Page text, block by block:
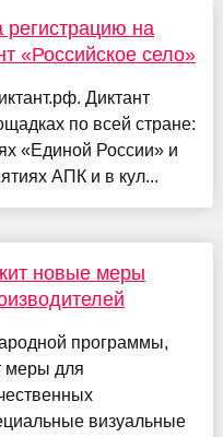
на
«Российское село»
Диктант
по всей стране:
«Единой России» и
АПК и в кул...
новые меры
программы,
меры для
визуальные